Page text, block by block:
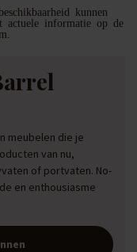
kunnen
actuele informatie op de
meubelen die je
van nu,
of portvaten. No-
en enthousiasme